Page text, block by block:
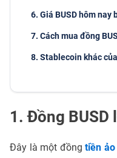
6. Giá BUSD hôm nay
7. Cách mua đồng
8. Stablecoin khác
1. Đồng BUSD
Đây là một đồngtiền ảo